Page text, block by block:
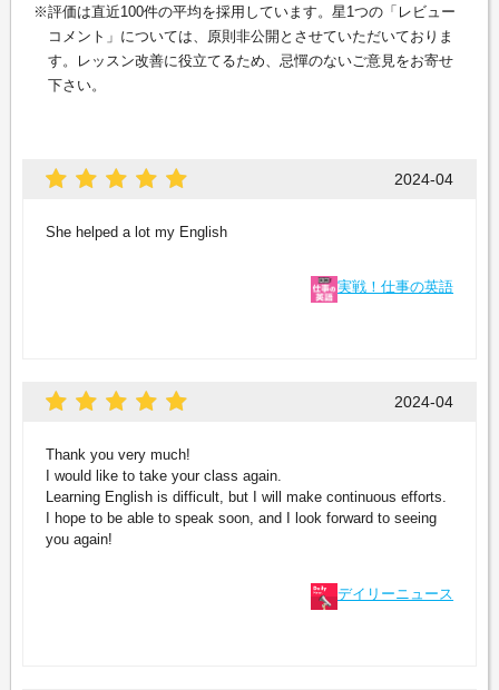
評価は直近100件の平均を採用しています。星1つの「レビュー
コメント」については、原則非公開とさせていただいておりま
す。レッスン改善に役立てるため、忌憚のないご意見をお寄せ
下さい。
2024-04
She helped a lot my English
実戦！仕事の英語
2024-04
Thank you very much!
I would like to take your class again.
Learning English is difficult, but I will make continuous efforts.
I hope to be able to speak soon, and I look forward to seeing
you again!
デイリーニュース